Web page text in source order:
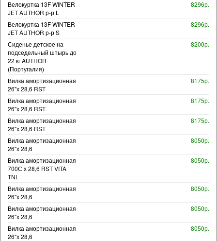
Велокуртка 13F WINTER
JET AUTHOR р-р L
8296р.
Велокуртка 13F WINTER
JET AUTHOR р-р S
8296р.
Сиденье детское на
подседельный штырь до
22 кг AUTHOR
(Португалия)
8200р.
Вилка амортизационная
26"х 28,6 RST
8175р.
Вилка амортизационная
26"х 28,6 RST
8175р.
Вилка амортизационная
26"х 28,6 RST
8175р.
Вилка амортизационная
26"х 28,6
8050р.
Вилка амортизационная
700С х 28,6 RST VITA
TNL
8050р.
Вилка амортизационная
26"х 28,6
8050р.
Вилка амортизационная
26"х 28,6
8050р.
Вилка амортизационная
26"х 28,6
8050р.